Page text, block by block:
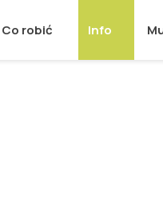
Co robić Info